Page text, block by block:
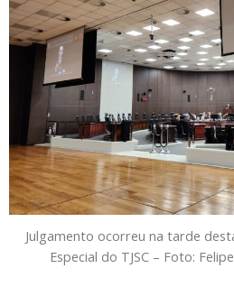
Julgamento ocorreu na tarde
Especial do TJSC – Foto: